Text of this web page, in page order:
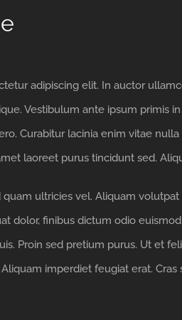
adipiscing elit. In auctor
Vestibulum ante ipsum primis
Curabitur lacinia enim vitae
laoreet purus tincidunt sed.
ultricies vel. Aliquam
dolor, finibus dictum odio
Proin sed pretium purus. Ut et
imperdiet feugiat erat.